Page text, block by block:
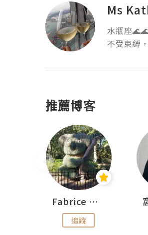
Ms
水瓶座
推薦博客
Fabrice 嚐味
追蹤